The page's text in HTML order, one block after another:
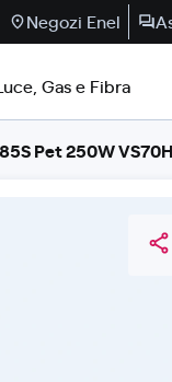
Negozi Enel
Gas e Fibra
Pet 250W